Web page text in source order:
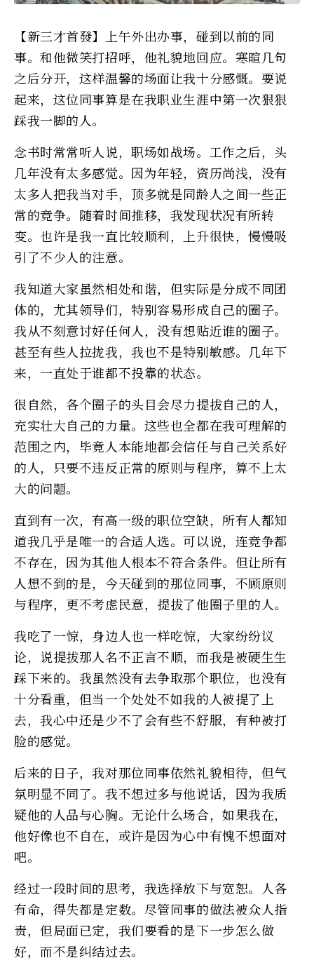
【新三才首發】上午外出办事，碰到以前的同
事。和他微笑打招呼，他礼貌地回应。寒暄几句
之后分开，这样温馨的场面让我十分感慨。要说
起来，这位同事算是在我职业生涯中第一次狠狠
踩我一脚的人。
念书时常常听人说，职场如战场。工作之后，头
几年没有太多感觉。因为年轻，资历尚浅，没有
太多人把我当对手，顶多就是同龄人之间一些正
常的竞争。随着时间推移，我发现状况有所转
变。也许是我一直比较顺利，上升很快，慢慢吸
引了不少人的注意。
我知道大家虽然相处和谐，但实际是分成不同团
体的，尤其领导们，特别容易形成自己的圈子。
我从不刻意讨好任何人，没有想贴近谁的圈子。
甚至有些人拉拢我，我也不是特别敏感。几年下
来，一直处于谁都不投靠的状态。
很自然，各个圈子的头目会尽力提拔自己的人，
充实壮大自己的力量。这些也全都在我可理解的
范围之内，毕竟人本能地都会信任与自己关系好
的人，只要不违反正常的原则与程序，算不上太
大的问题。
直到有一次，有高一级的职位空缺，所有人都知
道我几乎是唯一的合适人选。可以说，连竞争都
不存在，因为其他人根本不符合条件。但让所有
人想不到的是，今天碰到的那位同事，不顾原则
与程序，更不考虑民意，提拔了他圈子里的人。
我吃了一惊，身边人也一样吃惊，大家纷纷议
论，说提拔那人名不正言不顺，而我是被硬生生
踩下来的。我虽然没有去争取那个职位，也没有
十分看重，但当一个处处不如我的人被提了上
去，我心中还是少不了会有些不舒服，有种被打
脸的感觉。
后来的日子，我对那位同事依然礼貌相待，但气
氛明显不同了。我不想过多与他说话，因为我质
疑他的人品与心胸。无论什么场合，如果我在，
他好像也不自在，或许是因为心中有愧不想面对
吧。
经过一段时间的思考，我选择放下与宽恕。人各
有命，得失都是定数。尽管同事的做法被众人指
责，但局面已定，我们要看的是下一步怎么做
好，而不是纠结过去。